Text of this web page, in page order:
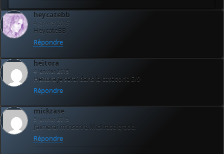
heycatebb
4 janvier 2015
HeycateBB
Répondre
heitora
4 janvier 2015
Heitora je serai dans la catégorie 5/9
Répondre
mickrase
5 janvier 2015
J’aimerai m’inscrire,Mickrase grade.
Répondre